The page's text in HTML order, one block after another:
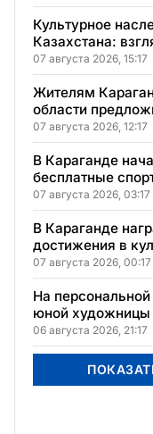
Культурное
Казахстана:
07 августа 2026, 15:17
Жителям
области
бесплатное
гарантией
07 августа 2026, 12:17
В Караганде
бесплатные
секции для детей
инвалидностью
07 августа 2026, 03:17
В Караганде
достижения в
вручены 5
07 августа 2026, 00:17
На
юной художницы
представлено 156
06 августа 2026, 21:17